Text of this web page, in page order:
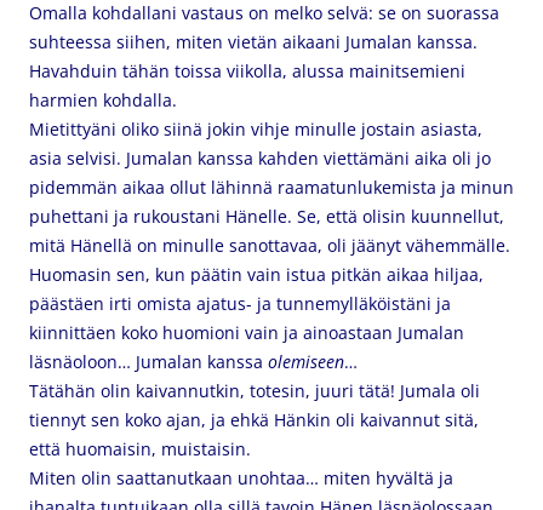
Omalla kohdallani vastaus on melko selvä: se on suorassa
suhteessa siihen, miten vietän aikaani Jumalan kanssa.
Havahduin tähän toissa viikolla, alussa mainitsemieni
harmien kohdalla.
Mietittyäni oliko siinä jokin vihje minulle jostain asiasta,
asia selvisi. Jumalan kanssa kahden viettämäni aika oli jo
pidemmän aikaa ollut lähinnä raamatunlukemista ja minun
puhettani ja rukoustani Hänelle. Se, että olisin kuunnellut,
mitä Hänellä on minulle sanottavaa, oli jäänyt vähemmälle.
Huomasin sen, kun päätin vain istua pitkän aikaa hiljaa,
päästäen irti omista ajatus- ja tunnemylläköistäni ja
kiinnittäen koko huomioni vain ja ainoastaan Jumalan
läsnäoloon… Jumalan kanssa olemiseen…
Tätähän olin kaivannutkin, totesin, juuri tätä! Jumala oli
tiennyt sen koko ajan, ja ehkä Hänkin oli kaivannut sitä,
että huomaisin, muistaisin.
Miten olin saattanutkaan unohtaa… miten hyvältä ja